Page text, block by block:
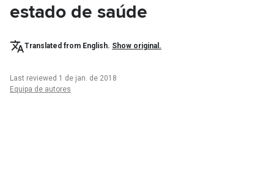
estado de saúde
Translated from English. Show original.
Last reviewed 1 de jan. de 2018
Equipa de autores